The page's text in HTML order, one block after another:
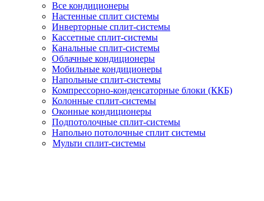
Все кондиционеры
Настенные сплит системы
Инверторные сплит-системы
Кассетные сплит-системы
Канальные сплит-системы
Облачные кондиционеры
Мобильные кондиционеры
Напольные сплит-системы
Компрессорно-конденсаторные блоки (ККБ)
Колонные сплит-системы
Оконные кондиционеры
Подпотолочные сплит-системы
Напольно потолочные сплит системы
Мульти сплит-системы